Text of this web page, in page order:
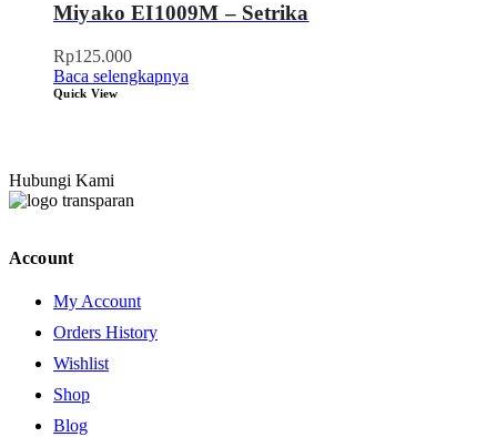
Miyako EI1009M – Setrika
Rp125.000
Baca selengkapnya
Quick View
Hubungi Kami
Account
My Account
Orders History
Wishlist
Shop
Blog